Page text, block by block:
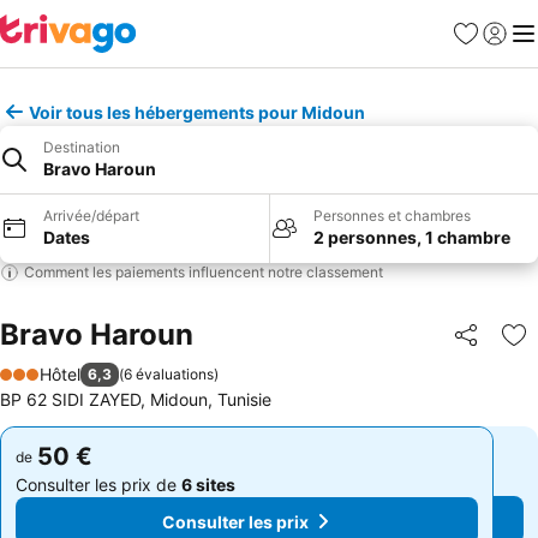
Favoris
Se
Voir tous les hébergements pour Midoun
Destination
Bravo Haroun
Arrivée/départ
Dates
Personnes et chambres
2 personnes, 1 chambre
Comment les paiements influencent notre classement
Bravo Haroun Partager
3 Étoiles
Hôtel 6,3 (6 évaluations)
BP 62 SIDI ZAYED, Midoun, Tunisie
de 50 €
Consulter les prix de 6 sites
Consulter les prix
de 50 €
Consulter les prix de 6 sites
Consulter les prix